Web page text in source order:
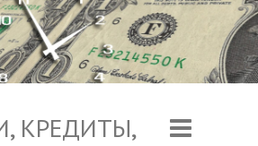
КРЕДИТЫ,